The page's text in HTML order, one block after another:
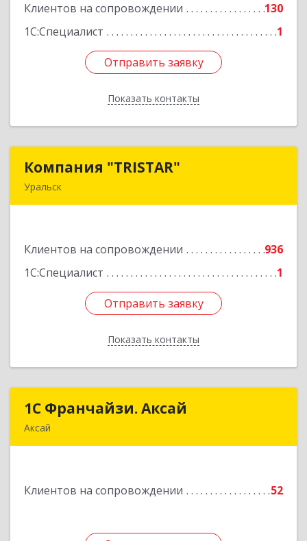
Клиентов на сопровождении
130
1С:Специалист
1
Отправить заявку
Показать контакты
Отправить заявку
Назад
Компания "TRISTAR"
Уральск
Клиентов на сопровождении
936
1С:Специалист
1
Отправить заявку
Показать контакты
Компания "TRISTAR"
Отправить заявку
Назад
1С Франчайзи. Аксай
Аксай
Клиентов на сопровождении 52
1С Франчайзи. Аксай
Подробнее